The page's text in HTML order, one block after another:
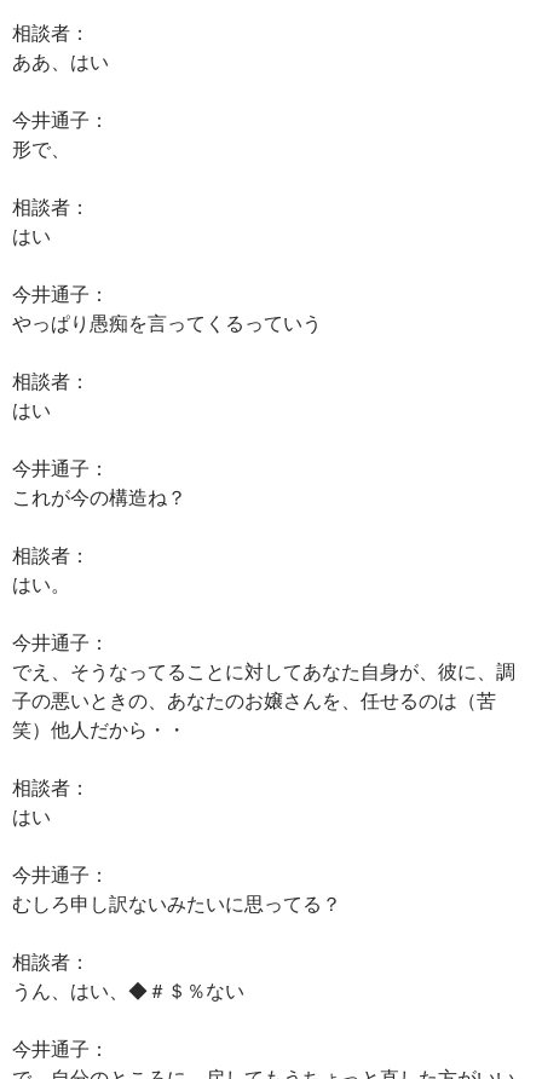
相談者：
ああ、はい
今井通子：
形で、
相談者：
はい
今井通子：
やっぱり愚痴を言ってくるっていう
相談者：
はい
今井通子：
これが今の構造ね？
相談者：
はい。
今井通子：
でえ、そうなってることに対してあなた自身が、彼に、調
子の悪いときの、あなたのお嬢さんを、任せるのは（苦
笑）他人だから・・
相談者：
はい
今井通子：
むしろ申し訳ないみたいに思ってる？
相談者：
うん、はい、◆＃＄％ない
今井通子：